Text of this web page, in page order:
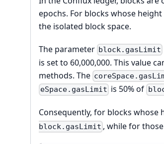
epochs. For blocks whose
the isolated block space.
The parameter block.gasLimit
is set to 60,000,000. This value
methods. The
eSpace.gasLimit is 50% of
Consequently, for blocks whose
block.gasLimit , while for